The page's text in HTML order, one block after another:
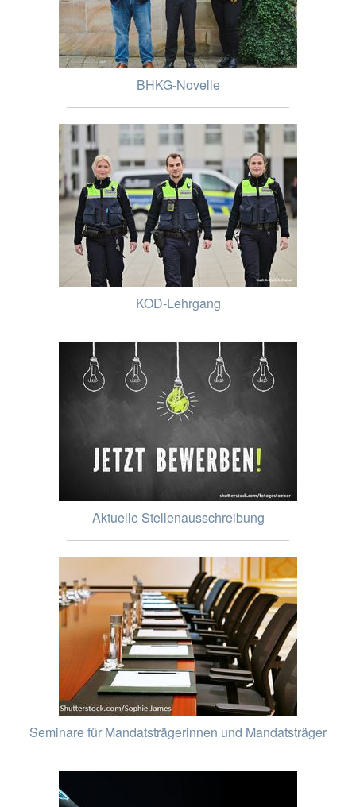
BHKG-Novelle
KOD-Lehrgang
Aktuelle Stellenausschreibung
Seminare für Mandatsträgerinnen und Mandatsträger